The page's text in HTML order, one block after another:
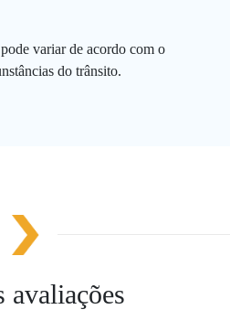
variar de acordo com o
do trânsito.
avaliações